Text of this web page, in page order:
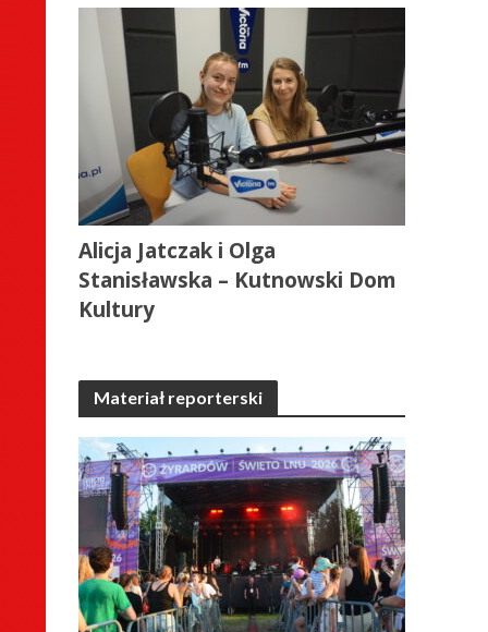
Alicja Jatczak i Olga
Stanisławska – Kutnowski Dom
Kultury
Materiał reporterski